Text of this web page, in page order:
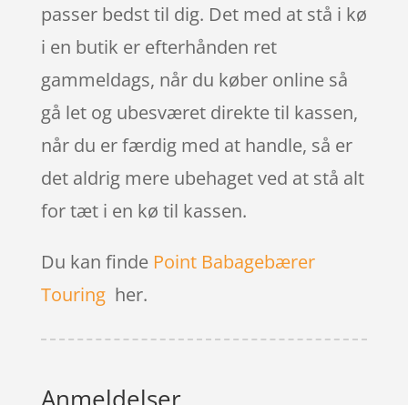
passer bedst til dig. Det med at stå i kø
i en butik er efterhånden ret
gammeldags, når du køber online så
gå let og ubesværet direkte til kassen,
når du er færdig med at handle, så er
det aldrig mere ubehaget ved at stå alt
for tæt i en kø til kassen.
Du kan finde Point Babagebærer
Touringher.
Anmeldelser